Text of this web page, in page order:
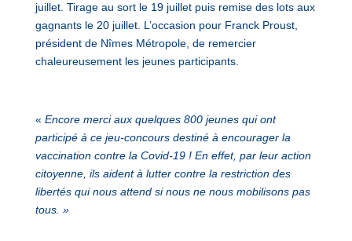
juillet. Tirage au sort le 19 juillet puis remise des lots aux
gagnants le 20 juillet. L’occasion pour Franck Proust,
président de Nîmes Métropole, de remercier
chaleureusement les jeunes participants.
« Encore merci aux quelques 800 jeunes qui ont
participé à ce jeu-concours destiné à encourager la
vaccination contre la Covid-19 ! En effet, par leur action
citoyenne, ils aident à lutter contre la restriction des
libertés qui nous attend si nous ne nous mobilisons pas
tous. »